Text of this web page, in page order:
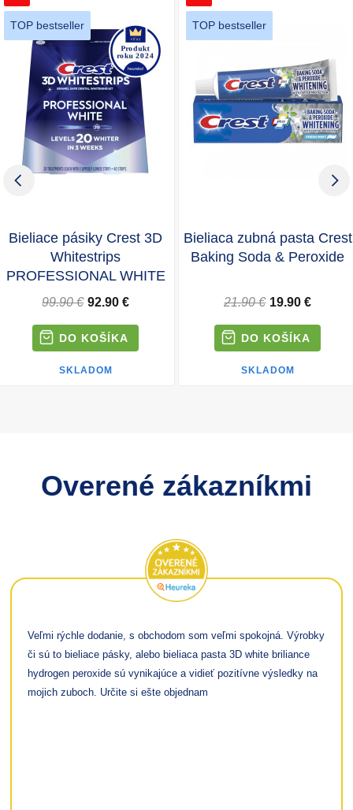
TOP bestseller
Bieliace pásiky Crest 3D
Whitestrips
PROFESSIONAL WHITE
99.90 € 92.90 €
SKLADOM
TOP bestseller
Bieliaca zubná pasta Crest
Baking Soda & Peroxide
21.90 € 19.90 €
SKLADOM
Overené zákazníkmi
Veľmi rýchle dodanie, s obchodom som veľmi spokojná. Výrobky
či sú to bieliace pásky, alebo bieliaca pasta 3D white briliance
hydrogen peroxide sú vynikajúce a vidieť pozitívne výsledky na
mojich zuboch. Určite si ešte objednam